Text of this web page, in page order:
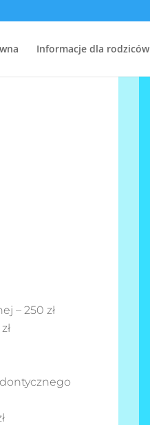
Informacje dla rodziców
– 250 zł